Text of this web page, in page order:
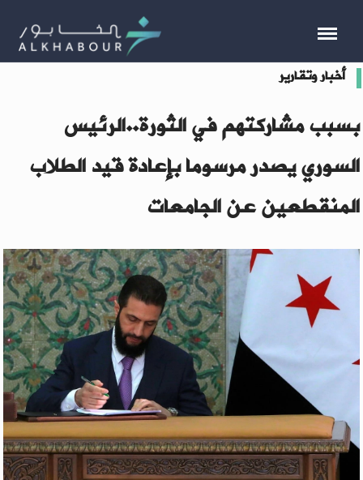
أخبار وتقارير
بسبب مشاركتهم في الثورة..الرئيس
السوري يصدر مرسوما بإعادة قيد الطلاب
المنقطعين عن الجامعات